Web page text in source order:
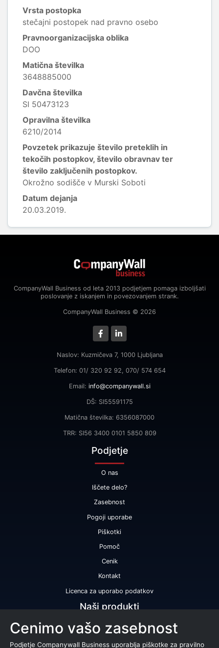
Vrsta postopka
stečajni postopek nad pravno osebo
Pravnoorganizacijska oblika
DOO
Matična številka
3648885000
Davčna številka
SI 50473123
Opravilna številka
6210/2014
Povzetek prikazuje število preteklih in
tekočih postopkov, število obravnav ter
število zaključenih postopkov.
Okrožno sodišče v Murski Soboti
Datum dejanja
20.03.2019.
CompanyWall Business od leta 2013 podjetjem pomaga izboljšati
poslovanje z iskanjem in povezovanjem strank.
CompanyWall Business © 2026
Naslov: Kuzmičeva 7, 1000 Ljubljana
Telefon: 01/ 320 92 92, 070/ 574 654
Email: info@companywall.si
DŠ: SI55591175
Matična številka: 6356087000
TRR: SI56 3400 0101 5850 809
Podjetje
O nas
Iščete delo?
Zasebnost
Pogoji uporabe
Piškotki
Pomoč
Cenik
Kontakt
Licenca za uporabo podatkov
Naši produkti
Bonitetna ocena
Bonitetno poročilo
Cenimo vašo zasebnost
Podjetje Companywall Business uporablja piškotke za pravilno